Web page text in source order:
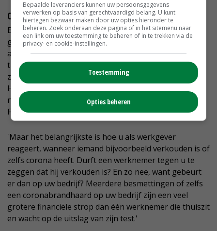
Open communiceren
Een goed voorbeeld, vindt Eleveld: 'Bij Dogterom was
geen ruimte voor twijfel over hoe het moest.' De
adviseur benadrukt het belang van open en
transparant communiceren, eventueel digitaal. Zo zag
ze bij orchideeënkwekerij Opti-flor in het Zuid-
Hollandse Monster dat ze communiceren via video's,
nieuwsbrieven en een wekelijks vragenuur op
Facebook.
'Maar het belangrijkste is hoe u als werkgever
reageert, wanneer iemand bijvoorbeeld verkouden is of
zelfs corona heeft. Durft een werknemer tegen u te
zeggen dat hij verkouden is? En zo nee, want gebeurt
er dan op uw bedrijf? Meerdere besmettingen of zelfs
een coronabrandhaard op uw bedrijf zijn een veel
grotere financiële strop dan één werknemer die thuiszit
en wacht op de uitslag van zijn test.'
Bepaalde leveranciers kunnen uw persoonsgegevens
verwerken op basis van gerechtvaardigd belang. U kunt
hiertegen bezwaar maken door uw opties hieronder te
beheren. Zoek onderaan deze pagina of in het sitemenu naar
een link om uw toestemming te beheren of in te trekken via de
privacy- en cookie-instellingen.
Toestemming
Opties beheren